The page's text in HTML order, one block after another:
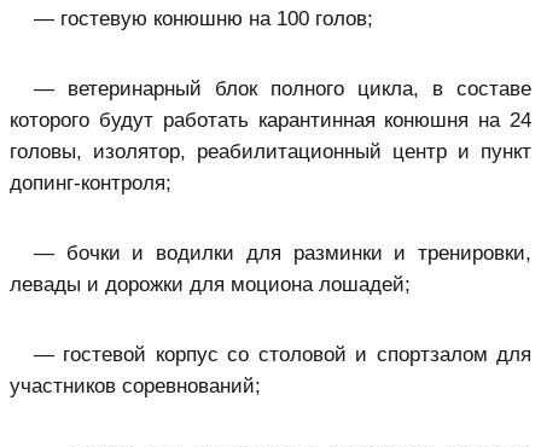
— гостевую конюшню на 100 голов;
— ветеринарный блок полного цикла, в составе
которого будут работать карантинная конюшня на 24
головы, изолятор, реабилитационный центр и пункт
допинг-контроля;
— бочки и водилки для разминки и тренировки,
левады и дорожки для моциона лошадей;
— гостевой корпус со столовой и спортзалом для
участников соревнований;